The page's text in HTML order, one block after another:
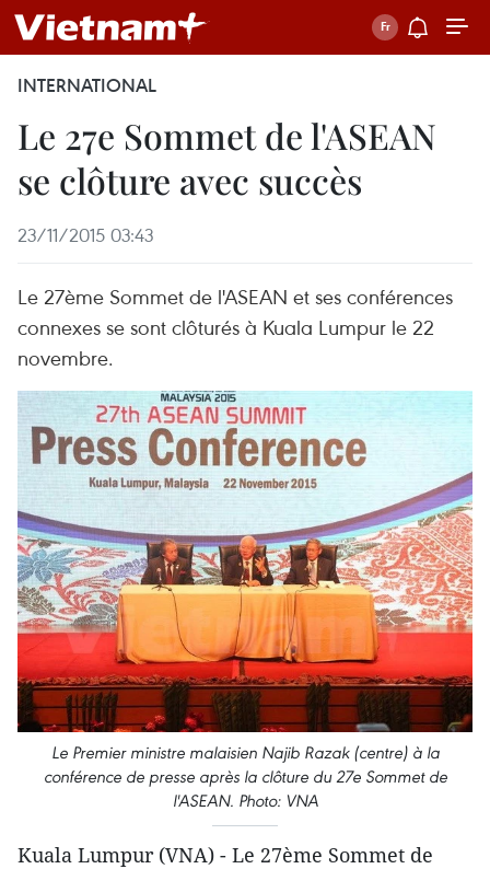
INTERNATIONAL
Le 27e Sommet de l'ASEAN
se clôture avec succès
23/11/2015 03:43
Le 27ème Sommet de l'ASEAN et ses conférences
connexes se sont clôturés à Kuala Lumpur le 22
novembre.
Le Premier ministre malaisien Najib Razak (centre) à la
conférence de presse après la clôture du 27e Sommet de
l'ASEAN. Photo: VNA
Kuala Lumpur (VNA) - Le 27ème Sommet de